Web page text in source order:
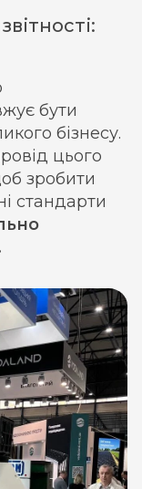
бути
бізнесу.
цього
зробити
стандарти